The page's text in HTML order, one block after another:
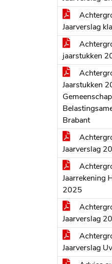
Jaarverslag
jaarstukken
Jaarstukken
Brabant
Jaarverslag
Jaarrekening
2025
Jaarverslag
Jaarverslag